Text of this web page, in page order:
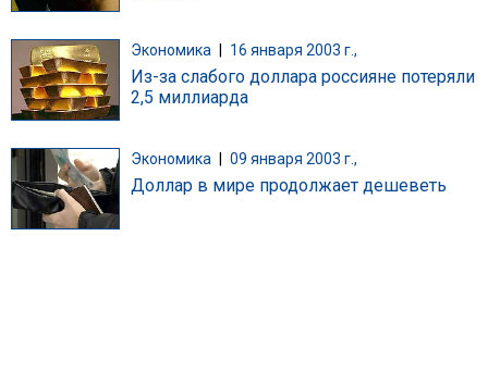
Экономика 16 января 2003 г.,
Из-за слабого доллара россияне потеряли
2,5 миллиарда
Экономика 09 января 2003 г.,
Доллар в мире продолжает дешеветь